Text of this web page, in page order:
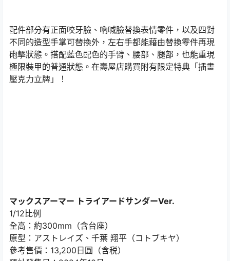
配件部分有正面咬牙臉、吶喊臉替換表情零件，以及四對
不同的造型手掌可替換外，左右手都能藉由替換零件再現
砲擊狀態。搭配藍色配色的手臂、腰部、腿部，也能重現
極限裝甲的普通狀態。在壽屋店購買附有限定特典「插畫
壓克力立牌」！
マックスアーマー トライアードサンダーVer.
1/12比例
全高：約300mm（含台座）
原型：アストレイズ、千葉 翔平（コトブキヤ）
參考售價：13,200日圓（含税）